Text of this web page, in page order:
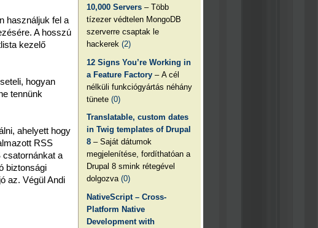
használjuk fel a
A hosszú
kezelő
hogyan
tennünk
ahelyett hogy
RSS
csatornánkat a
biztonsági
az. Végül Andi
10,000 Servers – Több
tízezer védtelen MongoDB
szerverre csaptak le
hackerek(2)
12 Signs You’re Working in
a Feature Factory – A cél
nélküli funkciógyártás néhány
tünete(0)
Translatable, custom dates
in Twig templates of Drupal
8 – Saját dátumok
megjelenítése, fordíthatóan a
Drupal 8 smink rétegével
dolgozva(0)
NativeScript – Cross-
Platform Native
Development with